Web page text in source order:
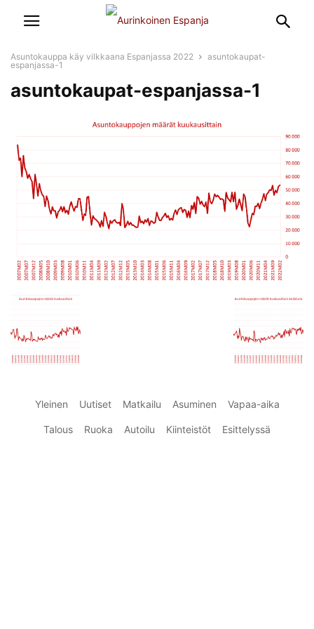
Asuntokauppa käy vilkkaana Espanjassa 2022
asuntokaupat-
espanjassa-1
asuntokaupat-espanjassa-1
Yleinen Uutiset Matkailu Asuminen Vapaa-aika
Talous Ruoka Autoilu Kiinteistöt Esittelyssä